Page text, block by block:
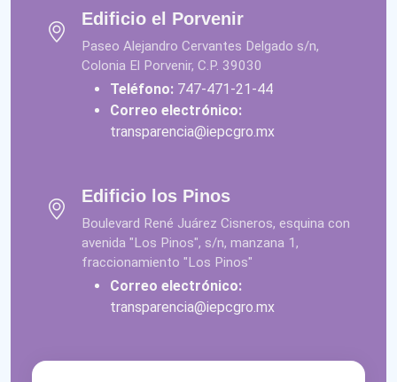
Edificio el Porvenir
Paseo Alejandro Cervantes Delgado s/n,
Colonia El Porvenir, C.P. 39030
Teléfono: 747-471-21-44
Correo electrónico:
transparencia@iepcgro.mx
Edificio los Pinos
Boulevard René Juárez Cisneros, esquina con
avenida "Los Pinos", s/n, manzana 1,
fraccionamiento "Los Pinos"
Correo electrónico:
transparencia@iepcgro.mx